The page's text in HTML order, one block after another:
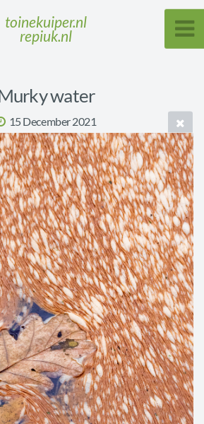
toinekuiper.nl
repiuk.nl
water
15 December 2021